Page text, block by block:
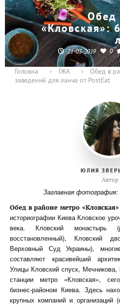
Обед
«Кловская»:
21-03-2019 0
Головна › ЇЖА ›
Обед в
заведений для ланча от PostEat
ЮЛИЯ
Автор
Заглавная фотография:
Обед в районе метро
историографии Киева Кловское
века. Кловский монастырь
восстановленный), Кловский
Верховный Суд Украины),
составляют красивейший
Улицы Кловский спуск,
станции метро «Кловская»,
бизнес-районом Киева. Здесь
крупных компаний и организаций